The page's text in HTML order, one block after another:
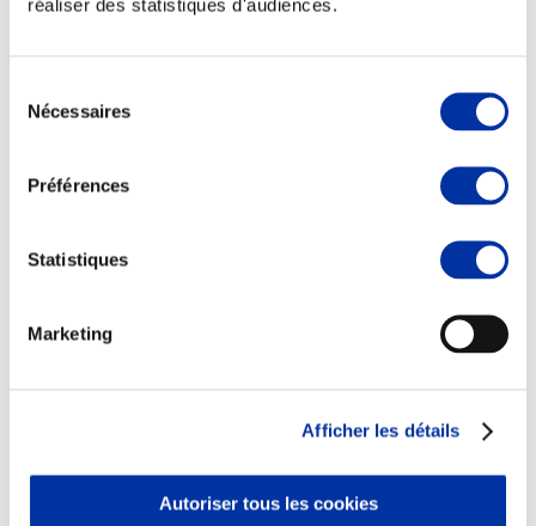
réaliser des statistiques d'audiences.
Nécessaires
Préférences
Statistiques
Marketing
Afficher les détails
Autoriser tous les cookies